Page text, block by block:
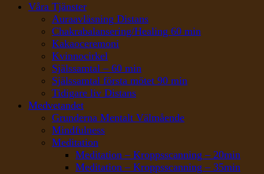
Våra Tjänster
Auraavläsning Distans
Chakrabalansering/Healing 60 min
Kakaoceremoni
Kvinnocirkel
Själssamtal – 60 min
Själssamtal första mötet 90 min
Tidigare liv Distans
Medvetandet
Grunderna Mentalt Välmående
Mindfulness
Meditation
Meditation – Kroppsscanning – 20min
Meditation – Kroppsscanning – 35min